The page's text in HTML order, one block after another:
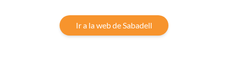
Ir a la web de Sabadell